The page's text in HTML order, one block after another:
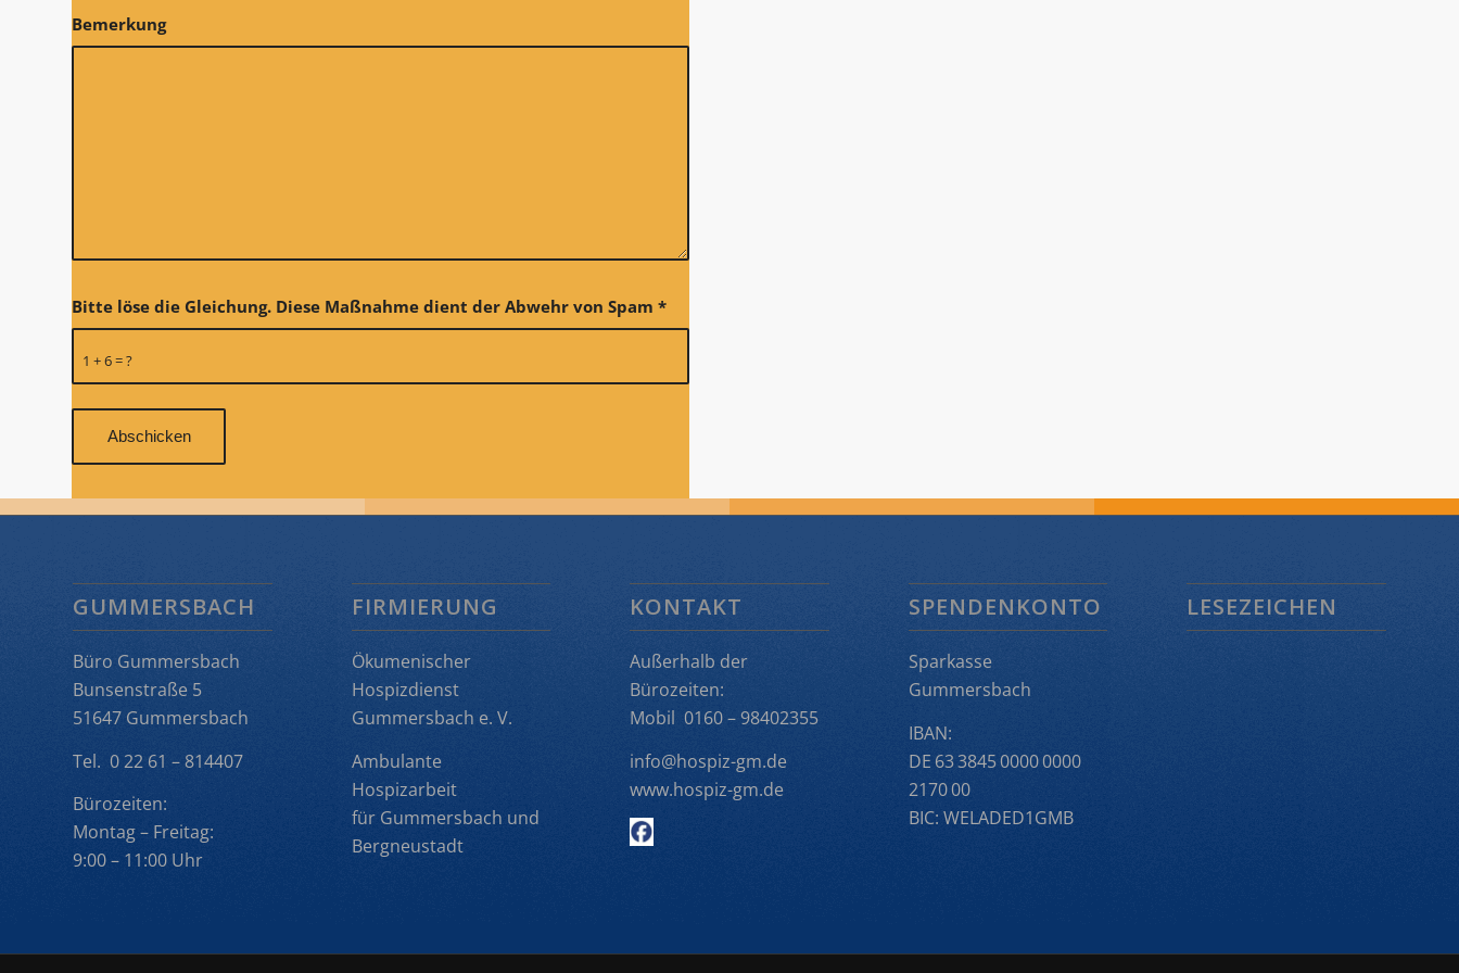
Bemerkung
1 + 6 = ?
Bitte löse die Gleichung. Diese Maßnahme dient der Abwehr von Spam *
GUMMERSBACH
Büro Gummersbach
Bunsenstraße 5
51647 Gummersbach
Tel. 0 22 61 – 814407
Bürozeiten:
Montag – Freitag:
9:00 – 11:00 Uhr
FIRMIERUNG
Ökumenischer
Hospizdienst
Gummersbach e. V.
Ambulante
Hospizarbeit
für Gummersbach und
Bergneustadt
KONTAKT
Außerhalb der
Bürozeiten:
Mobil 0160 – 98402355
info@hospiz-gm.de
www.hospiz-gm.de
SPENDENKONTO
Sparkasse
Gummersbach
IBAN:
DE 63 3845 0000 0000
2170 00
BIC: WELADED1GMB
LESEZEICHEN